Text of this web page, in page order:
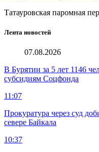
Татауровская паромная
Лента новостей
07.08.2026
В Бурятии за 5 лет 1146
субсидиям Соцфонда
11:07
Прокуратура через суд
севере Байкала
10:37